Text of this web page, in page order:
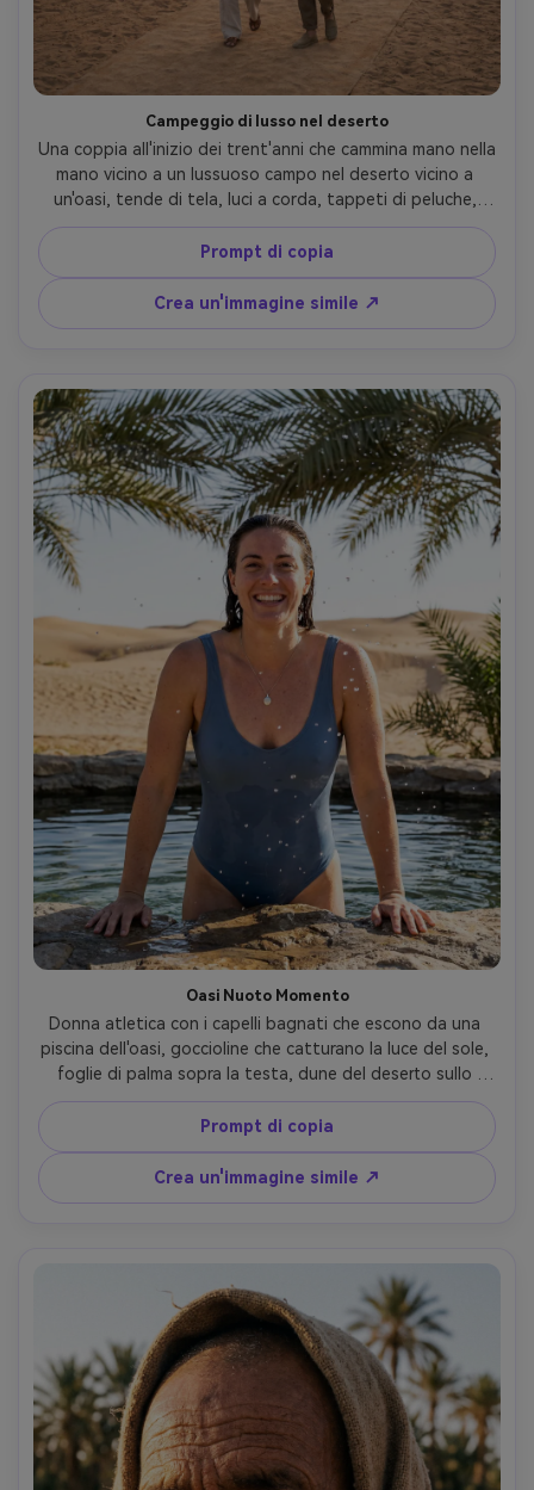
Campeggio di lusso nel deserto
Una coppia all'inizio dei trent'anni che cammina mano nella
mano vicino a un lussuoso campo nel deserto vicino a
un'oasi, tende di tela, luci a corda, tappeti di peluche,
palmeto e acqua dietro di loro, morbida luce del
crepuscolo, scattata su Sony A1, 70-200 mm a 135 mm,
bokeh cremoso, risate sincere, stile pubblicitario di
viaggio editoriale fotorealistico- -ar 4:5
Prompt di copia
Crea un'immagine simile ↗
Oasi Nuoto Momento
Donna atletica con i capelli bagnati che escono da una
piscina dell'oasi, goccioline che catturano la luce del sole,
foglie di palma sopra la testa, dune del deserto sullo
sfondo, sorriso sicuro, gioielli minimi, scattato su Canon
5D Mark IV, 85mm f/1.8, congelamento ad alta velocità
dell'otturatore, pori naturali della pelle, tavolozza di
colori estivi brillanti e puliti-AR 4:5
Prompt di copia
Crea un'immagine simile ↗